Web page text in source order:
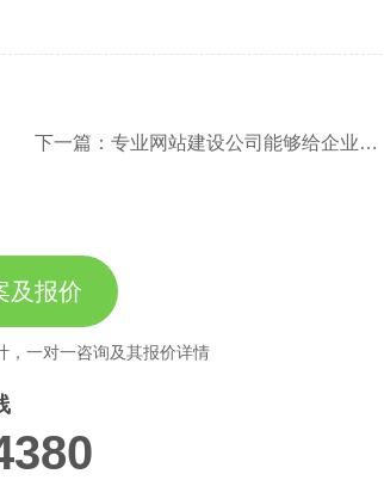
下一篇：专业网站建设公司能够给企业带来哪些帮助
及报价
，一对一咨询及其报价详情